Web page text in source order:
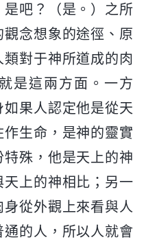
吧？（是。）之所
念想象的途徑、原
對于神所道成的肉
是這兩方面。一方
果人認定他是從天
作生命，是神的靈實
殊，他是天上的神
上的神相比；另一
從外觀上來看與人
的人，所以人就會